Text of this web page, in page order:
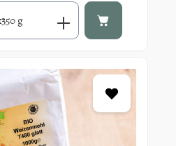
gewünschten Wert ein oder benutze
350 g